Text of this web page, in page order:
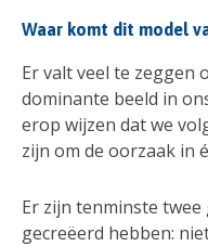
Waar komt dit model
Er valt veel te zeggen
dominante beeld in
erop wijzen dat we
zijn om de oorzaak in
Er zijn tenminste
gecreëerd hebben: